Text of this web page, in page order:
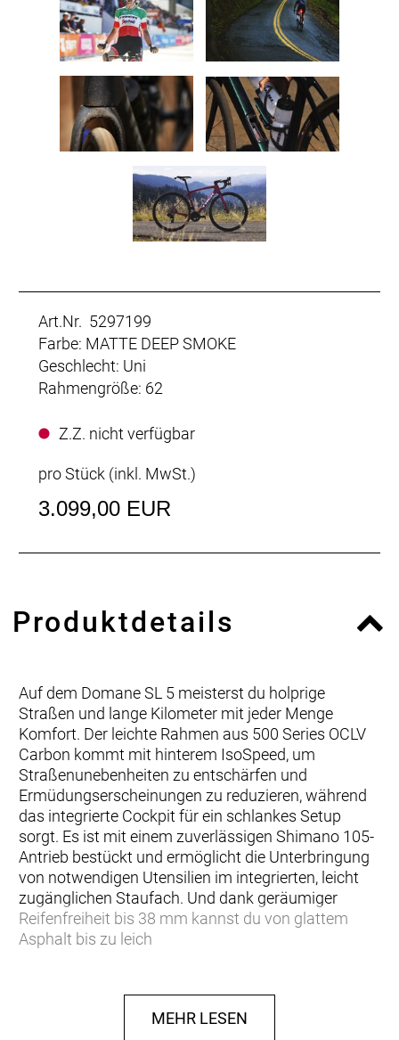
Art.Nr. 5297199
Farbe: MATTE DEEP SMOKE
Geschlecht: Uni
Rahmengröße: 62
Z.Z. nicht verfügbar
pro Stück (inkl. MwSt.)
3.099,00 EUR
Produktdetails
Auf dem Domane SL 5 meisterst du holprige
Straßen und lange Kilometer mit jeder Menge
Komfort. Der leichte Rahmen aus 500 Series OCLV
Carbon kommt mit hinterem IsoSpeed, um
Straßenunebenheiten zu entschärfen und
Ermüdungserscheinungen zu reduzieren, während
das integrierte Cockpit für ein schlankes Setup
sorgt. Es ist mit einem zuverlässigen Shimano 105-
Antrieb bestückt und ermöglicht die Unterbringung
von notwendigen Utensilien im integrierten, leicht
zugänglichen Staufach. Und dank geräumiger
Reifenfreiheit bis 38 mm kannst du von glattem
Asphalt bis zu leich
Langstrecke willst und du das Fahrgefühl eines
vibrationsdämpfenden IsoSpeed-Entkopplers und
MEHR LESEN